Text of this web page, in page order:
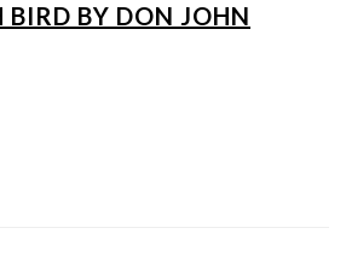
BY DON JOHN